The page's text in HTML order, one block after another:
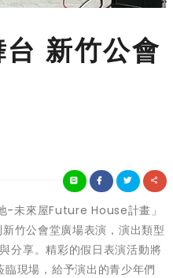
新竹公會
-未來屋Future House計畫」
竹公會堂廣場表演，演出類型
分享。精彩的假日表演活動將
現場，給予演出的青少年們